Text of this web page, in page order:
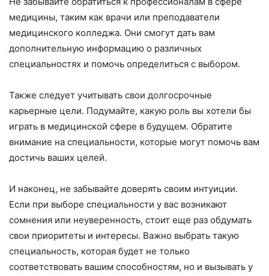
медицины, таким как врачи или преподаватели
медицинского колледжа. Они смогут дать вам
дополнительную информацию о различных
специальностях и помочь определиться с выбором.
Также следует учитывать свои долгосрочные
карьерные цели. Подумайте, какую роль вы хотели бы
играть в медицинской сфере в будущем. Обратите
внимание на специальности, которые могут помочь вам
достичь ваших целей.
И наконец, не забывайте доверять своим интуиции.
Если при выборе специальности у вас возникают
сомнения или неуверенность, стоит еще раз обдумать
свои приоритеты и интересы. Важно выбрать такую
специальность, которая будет не только
соответствовать вашим способностям, но и вызывать у